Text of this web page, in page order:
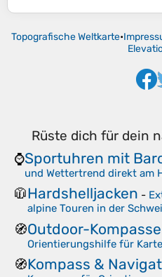
Topografische Weltkarte•
Rüste dich für dein
⌚Sportuhren mit
und Wettertrend direkt am
🧥Hardshelljacken -
alpine Touren in der
🧭Outdoor-Kompasse
Orientierungshilfe für
🧭Kompass &